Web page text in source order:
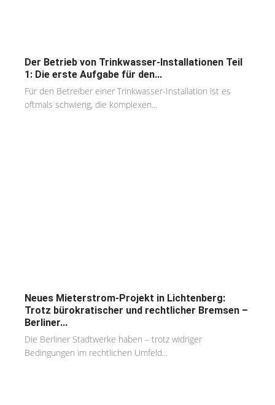
Der Betrieb von Trinkwasser-Installationen Teil
1: Die erste Aufgabe für den...
Für den Betreiber einer Trinkwasser-Installation ist es
oftmals schwierig, die komplexen...
Neues Mieterstrom-Projekt in Lichtenberg:
Trotz bürokratischer und rechtlicher Bremsen –
Berliner...
Die Berliner Stadtwerke haben – trotz widriger
Bedingungen im rechtlichen Umfeld...